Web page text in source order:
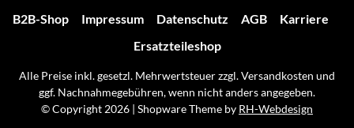
B2B-Shop Impressum Datenschutz AGB
Karriere
Ersatzteileshop
Alle Preise inkl. gesetzl. Mehrwertsteuer zzgl.Versandkosten und
ggf. Nachnahmegebühren, wenn nicht anders angegeben.
© Copyright 2026 | Shopware Theme by RH-Webdesign